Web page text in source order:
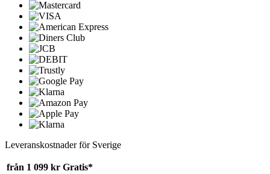
Leveranskostnader för Sverige
från 1 099 kr Gratis*